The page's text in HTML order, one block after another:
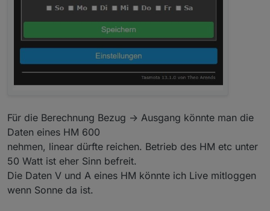
Für die Berechnung Bezug -> Ausgang könnte man die
Daten eines HM 600
nehmen, linear dürfte reichen. Betrieb des HM etc unter
50 Watt ist eher Sinn befreit.
Die Daten V und A eines HM könnte ich Live mitloggen
wenn Sonne da ist.